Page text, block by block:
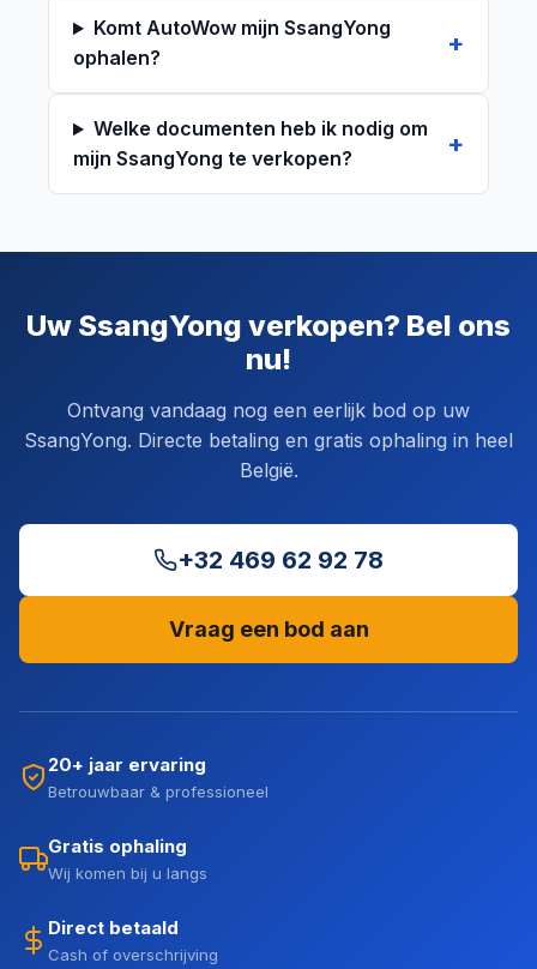
Komt AutoWow mijn SsangYong
ophalen?
Welke documenten heb ik nodig om
mijn SsangYong te verkopen?
Uw SsangYong verkopen? Bel ons
nu!
Ontvang vandaag nog een eerlijk bod op uw
SsangYong. Directe betaling en gratis ophaling in heel
België.
+32 469 62 92 78
Vraag een bod aan
20+ jaar ervaring
Betrouwbaar & professioneel
Gratis ophaling
Wij komen bij u langs
Direct betaald
Cash of overschrijving